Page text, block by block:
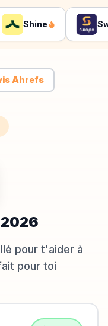
Shine
Ahrefs
2026
pour t'aider à
pour toi